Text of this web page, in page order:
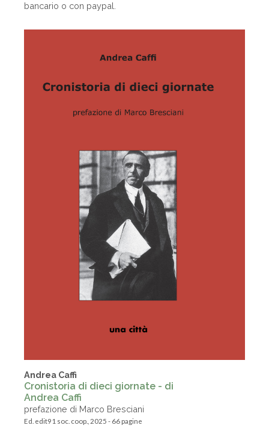
bancario o con paypal.
Andrea Caffi
Cronistoria di dieci giornate - di
Andrea Caffi
prefazione di Marco Bresciani
Ed. edit91 soc. coop., 2025 - 66 pagine